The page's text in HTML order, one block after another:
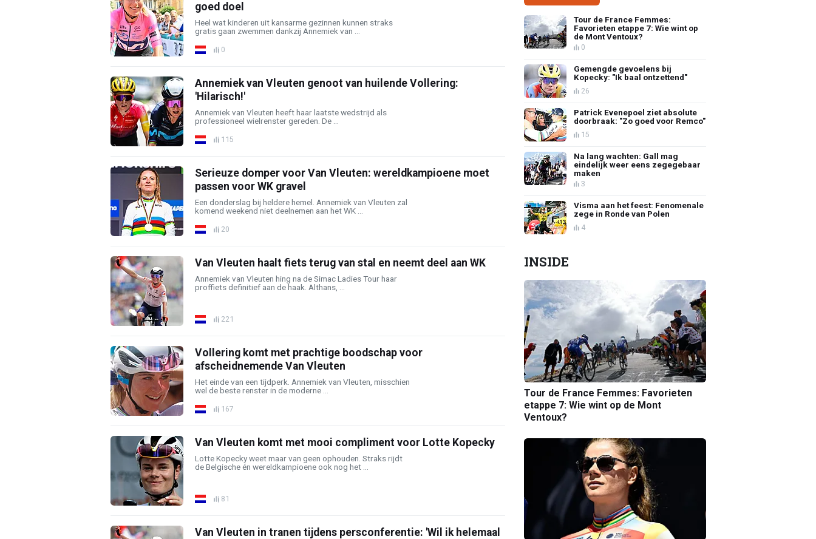
goed doel
Heel wat kinderen uit kansarme gezinnen kunnen straks
gratis gaan zwemmen dankzij Annemiek van ...
0
Annemiek van Vleuten genoot van huilende Vollering:
'Hilarisch!'
Annemiek van Vleuten heeft haar laatste wedstrijd als
professioneel wielrenster gereden. De ...
115
Serieuze domper voor Van Vleuten: wereldkampioene moet
passen voor WK gravel
Een donderslag bij heldere hemel. Annemiek van Vleuten zal
komend weekend niet deelnemen aan het WK ...
20
Van Vleuten haalt fiets terug van stal en neemt deel aan WK
Annemiek van Vleuten hing na de Simac Ladies Tour haar
proffiets definitief aan de haak. Althans, ...
221
Vollering komt met prachtige boodschap voor
afscheidnemende Van Vleuten
Het einde van een tijdperk. Annemiek van Vleuten, misschien
wel de beste renster in de moderne ...
167
Van Vleuten komt met mooi compliment voor Lotte Kopecky
Lotte Kopecky weet maar van geen ophouden. Straks rijdt
de Belgische én wereldkampioene ook nog het ...
81
Van Vleuten in tranen tijdens persconferentie: 'Wil ik helemaal
Tour de France Femmes:
Favorieten etappe 7: Wie wint op
de Mont Ventoux?
0
Gemengde gevoelens bij
Kopecky: "Ik baal ontzettend"
26
Patrick Evenepoel ziet absolute
doorbraak: "Zo goed voor Remco"
15
Na lang wachten: Gall mag
eindelijk weer eens zegegebaar
maken
3
Visma aan het feest: Fenomenale
zege in Ronde van Polen
4
INSIDE
Tour de France Femmes: Favorieten
etappe 7: Wie wint op de Mont
Ventoux?